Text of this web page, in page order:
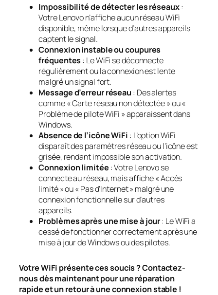
Impossibilité de détecter les réseaux:
Votre Lenovo n’affiche aucun réseau WiFi
disponible, même lorsque d’autres appareils
captent le signal.
Connexion instable ou coupures
fréquentes : Le WiFi se déconnecte
régulièrement ou la connexion est lente
malgré un signal fort.
Message d’erreur réseau : Des alertes
comme « Carte réseau non détectée » ou «
Problème de pilote WiFi » apparaissent dans
Windows.
Absence de l’icône WiFi : L’option WiFi
disparaît des paramètres réseau ou l’icône est
grisée, rendant impossible son activation.
Connexion limitée : Votre Lenovo se
connecte au réseau, mais affiche « Accès
limité » ou « Pas d’Internet » malgré une
connexion fonctionnelle sur d’autres
appareils.
Problèmes après une mise à jour: Le WiFi a
cessé de fonctionner correctement après une
mise à jour de Windows ou des pilotes.
Votre WiFi présente ces soucis ? Contactez-
nous dès maintenant pour une réparation
rapide et un retour à une connexion stable !